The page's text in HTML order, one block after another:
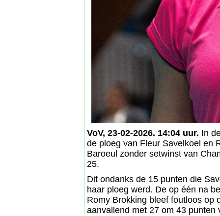
VoV, 23-02-2026. 14:04 uur. In
de ploeg van Fleur Savelkoel en
Baroeul zonder setwinst van
25.
Dit ondanks de 15 punten die
haar ploeg werd. De op één na
Romy Brokking bleef foutloos op
aanvallend met 27 om 43